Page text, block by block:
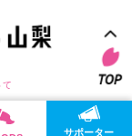
RESERVED.
サポーター